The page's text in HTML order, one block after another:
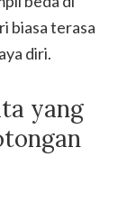
biasa terasa
diri.
yang